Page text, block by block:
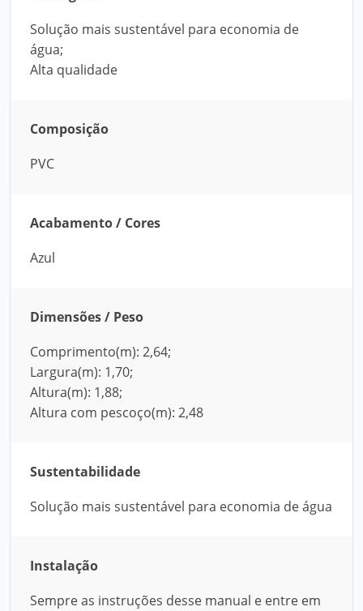
Solução mais sustentável para economia de
água;
Alta qualidade
Composição
PVC
Acabamento / Cores
Azul
Dimensões / Peso
Comprimento(m): 2,64;
Largura(m): 1,70;
Altura(m): 1,88;
Altura com pescoço(m): 2,48
Sustentabilidade
Solução mais sustentável para economia de água
Instalação
Sempre as instruções desse manual e entre em